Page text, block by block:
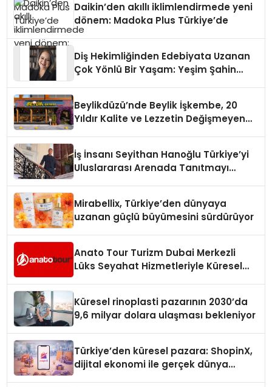
Daikin’den akıllı iklimlendirmede yeni
dönem: Madoka Plus Türkiye’de
Diş Hekimliğinden Edebiyata Uzanan
Çok Yönlü Bir Yaşam: Yeşim Şahin
Beylikdüzü’nde Beylik İşkembe, 20
Yıldır Kalite ve Lezzetin Değişmeyen
İş İnsanı Seyithan Hanoğlu Türkiye’yi
Uluslararası Arenada Tanıtmayı
Mirabellix, Türkiye’den dünyaya
uzanan güçlü büyümesini sürdürüyor
Anato Tour Turizm Dubai Merkezli
Lüks Seyahat Hizmetleriyle Küresel
Küresel rinoplasti pazarının 2030’da
9,6 milyar dolara ulaşması bekleniyor
Türkiye’den küresel pazara: ShopinX,
dijital ekonomi ile gerçek dünya